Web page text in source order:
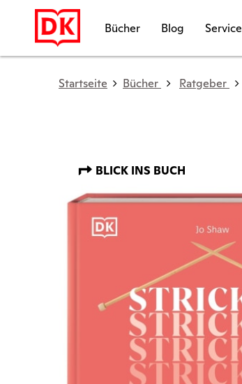
Bücher Blog Service
Startseite Bücher Ratgeber
BLICK INS BUCH